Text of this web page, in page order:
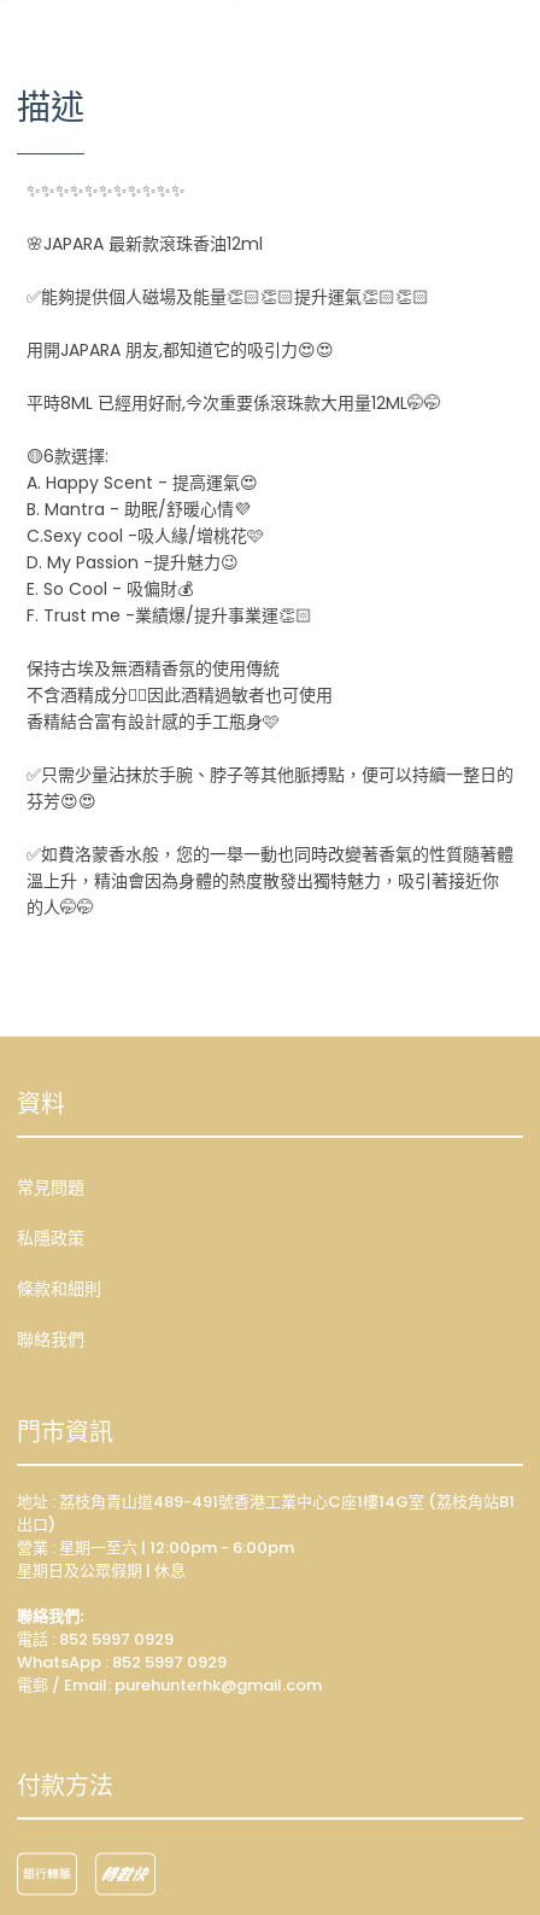
描述
✨✨✨✨✨✨✨✨✨✨✨
🌸JAPARA 最新款滾珠香油12ml
✅能夠提供個人磁場及能量👏🏻👏🏻提升運氣👏🏻👏🏻
用開JAPARA 朋友,都知道它的吸引力😍😍
平時8ML 已經用好耐,今次重要係滾珠款大用量12ML🤭🤭
🟡6款選擇:
A. Happy Scent - 提高運氣😍
B. Mantra - 助眠/舒暖心情💜
C.Sexy cool -吸人緣/增桃花🩷
D. My Passion -提升魅力😉
E. So Cool - 吸偏財💰
F. Trust me -業績爆/提升事業運👏🏻
保持古埃及無酒精香氛的使用傳統
不含酒精成分👍🏻因此酒精過敏者也可使用
香精結合富有設計感的手工瓶身🩷
✅只需少量沾抹於手腕、脖子等其他脈搏點，便可以持續一整日的
芬芳😍😍
✅如費洛蒙香水般，您的一舉一動也同時改變著香氣的性質隨著體
溫上升，精油會因為身體的熱度散發出獨特魅力，吸引著接近你
的人🤭🤭
資料
常見問題
私隱政策
條款和細則
聯絡我們
門市資訊
地址 : 荔枝角青山道489-491號香港工業中心C座1樓14G室 (荔枝角站B1
出口)
營業 : 星期一至六 | 12:00pm - 6:00pm
星期日及公眾假期 | 休息
聯絡我們:
電話 : 852 5997 0929
WhatsApp : 852 5997 0929
電郵 / Email: purehunterhk@gmail.com
付款方法